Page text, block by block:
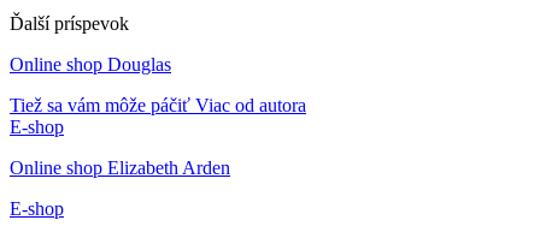
Ďalší príspevok
Online shop Douglas
Tiež sa vám môže páčiť Viac od autora
E-shop
Online shop Elizabeth Arden
E-shop